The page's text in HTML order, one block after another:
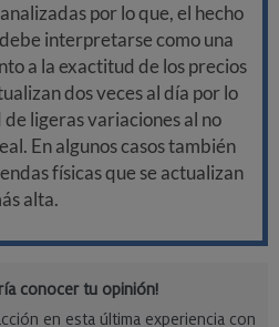
por lo que, el hecho
interpretarse como una
a la exactitud de los precios
dos veces al día por lo
ligeras variaciones al no
En algunos casos también
físicas que se actualizan
alta.